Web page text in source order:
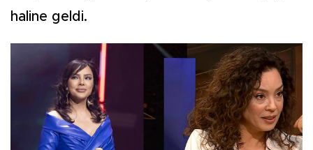
haline geldi.